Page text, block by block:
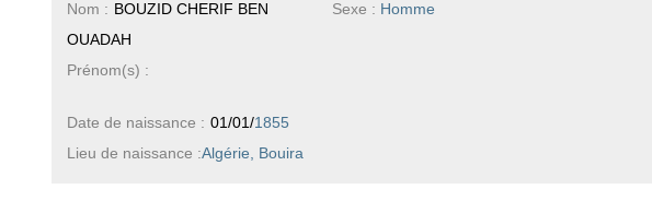
Sexe : Homme
Nom : BOUZID CHERIF BEN
OUADAH
Prénom(s) :
Date de naissance : 01/01/1855
Lieu de naissance :Algérie, Bouira